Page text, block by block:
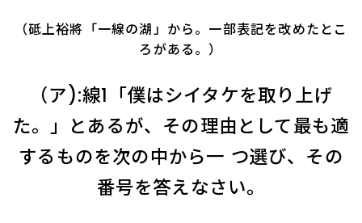
（砥上裕將「一線の湖」から。一部表記を改めたとこ
ろがある。）
（ア):線1「僕はシイタケを取り上げ
た。」とあるが、その理由として最も適
するものを次の中から一 つ選び、その
番号を答えなさい。